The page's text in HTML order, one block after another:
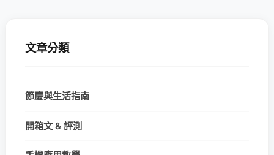
文章分類
節慶與生活指南
開箱文 & 評測